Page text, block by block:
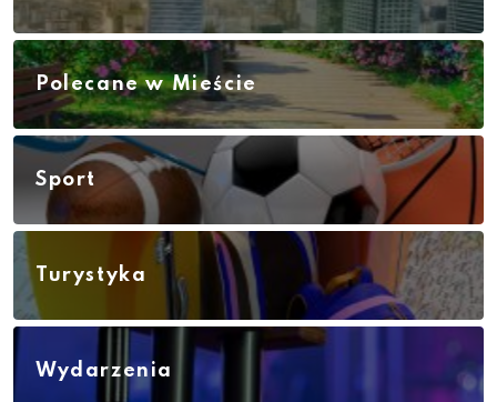
Polecane w Mieście
Sport
Turystyka
Wydarzenia